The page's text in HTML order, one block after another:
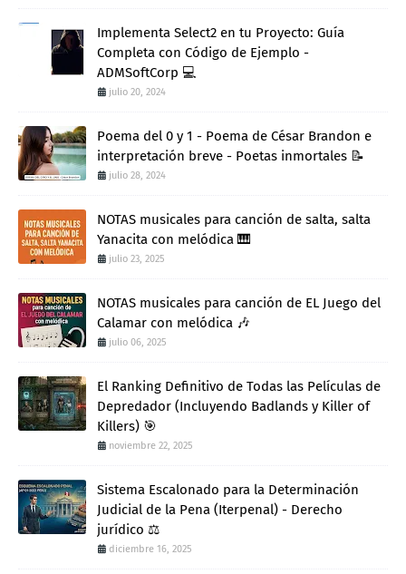
Implementa Select2 en tu Proyecto: Guía
Completa con Código de Ejemplo -
ADMSoftCorp 💻
julio 20, 2024
Poema del 0 y 1 - Poema de César Brandon e
interpretación breve - Poetas inmortales 📝
julio 28, 2024
NOTAS musicales para canción de salta, salta
Yanacita con melódica 🎹
julio 23, 2025
NOTAS musicales para canción de EL Juego del
Calamar con melódica 🎶
julio 06, 2025
El Ranking Definitivo de Todas las Películas de
Depredador (Incluyendo Badlands y Killer of
Killers) 🎯
noviembre 22, 2025
Sistema Escalonado para la Determinación
Judicial de la Pena (Iterpenal) - Derecho
jurídico ⚖️
diciembre 16, 2025